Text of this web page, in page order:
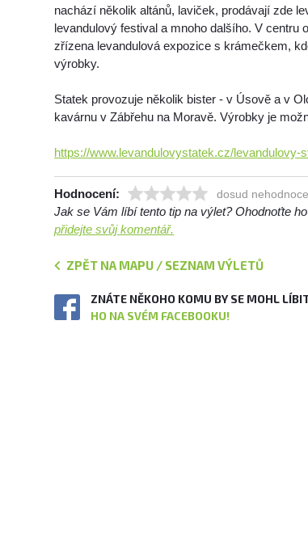
nachází několik altánů, laviček, prodávají zde
levandulový festival a mnoho dalšího. V centru
zřízena levandulová expozice s krámečkem,
výrobky.
Statek provozuje několik bister - v Úsově a v
kavárnu v Zábřehu na Moravě. Výrobky je
https://www.levandulovystatek.cz/levandulovy-
Hodnocení: dosud
Jak se Vám líbí tento tip na výlet? Ohodnoťte
přidejte svůj komentář.
ZPĚT NA MAPU / SEZNAM VÝLETŮ
ZNÁTE NĚKOHO KOMU BY SE MOHL
HO NA SVÉM FACEBOOKU!